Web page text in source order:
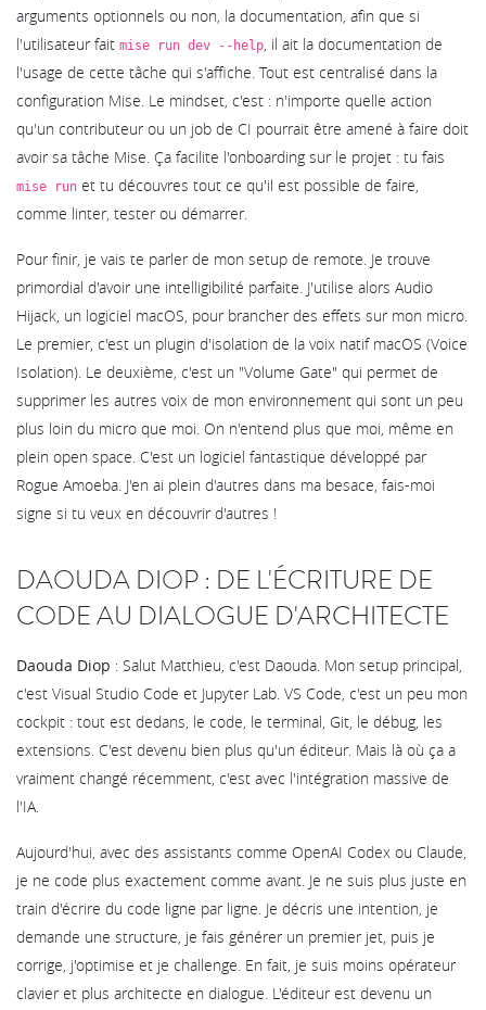
arguments optionnels ou non, la documentation, afin que si
l'utilisateur fait mise run dev --help, il ait la documentation de
l'usage de cette tâche qui s'affiche. Tout est centralisé dans la
configuration Mise. Le mindset, c'est : n'importe quelle action
qu'un contributeur ou un job de CI pourrait être amené à faire doit
avoir sa tâche Mise. Ça facilite l'onboarding sur le projet : tu fais
mise run et tu découvres tout ce qu'il est possible de faire,
comme linter, tester ou démarrer.
Pour finir, je vais te parler de mon setup de remote. Je trouve
primordial d'avoir une intelligibilité parfaite. J'utilise alors Audio
Hijack, un logiciel macOS, pour brancher des effets sur mon micro.
Le premier, c'est un plugin d'isolation de la voix natif macOS (Voice
Isolation). Le deuxième, c'est un "Volume Gate" qui permet de
supprimer les autres voix de mon environnement qui sont un peu
plus loin du micro que moi. On n'entend plus que moi, même en
plein open space. C'est un logiciel fantastique développé par
Rogue Amoeba. J'en ai plein d'autres dans ma besace, fais-moi
signe si tu veux en découvrir d'autres !
DAOUDA DIOP : DE L'ÉCRITURE DE
CODE AU DIALOGUE D'ARCHITECTE
Daouda Diop : Salut Matthieu, c'est Daouda. Mon setup principal,
c'est Visual Studio Code et Jupyter Lab. VS Code, c'est un peu mon
cockpit : tout est dedans, le code, le terminal, Git, le débug, les
extensions. C'est devenu bien plus qu'un éditeur. Mais là où ça a
vraiment changé récemment, c'est avec l'intégration massive de
l'IA.
Aujourd'hui, avec des assistants comme OpenAI Codex ou Claude,
je ne code plus exactement comme avant. Je ne suis plus juste en
train d'écrire du code ligne par ligne. Je décris une intention, je
demande une structure, je fais générer un premier jet, puis je
corrige, j'optimise et je challenge. En fait, je suis moins opérateur
clavier et plus architecte en dialogue. L'éditeur est devenu un